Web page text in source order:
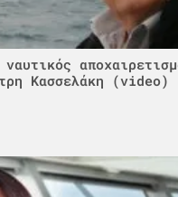
ναυτικός
Κασσελάκη (video)